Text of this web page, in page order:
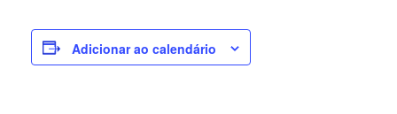
Adicionar ao calendário